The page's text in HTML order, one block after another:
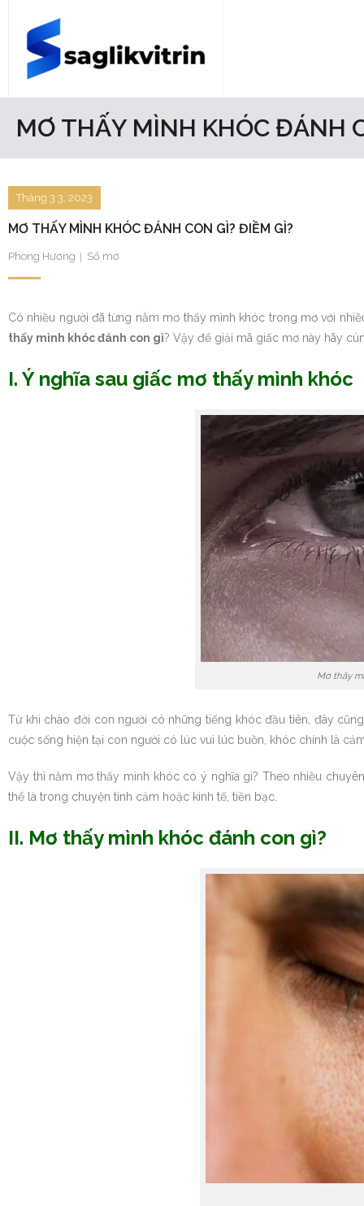
content
Trang chủ
Du lịch
Hỏi đáp
Sổ mơ
Tin tức
MƠ THẤY MÌNH KHÓC ĐÁNH
MƠ THẤY MÌNH KHÓC ĐÁNH CON GÌ? ĐIỀM GÌ?
Tháng 3 3, 2023
Phong Hương Sổ mơ
Có nhiều người đã từng nằm mơ thấy mình khóc trong mơ với
thấy mình khóc đánh con gì? Vậy để giải mã giấc mơ này hãy
I. Ý nghĩa sau giấc mơ thấy mình khóc
Mơ thấy
Từ khi chào đời con người có những tiếng khóc đầu tiên, đây
cuộc sống hiện tại con người có lúc vui lúc buồn, khóc chính là
Vậy thì nằm mơ thấy mình khóc có ý nghĩa gì? Theo nhiều
thể là trong chuyện tình cảm hoặc kinh tế, tiền bạc.
II. Mơ thấy mình khóc đánh con gì?